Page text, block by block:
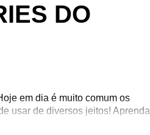
DO
em dia é muito comum os
usar de diversos jeitos! Aprenda